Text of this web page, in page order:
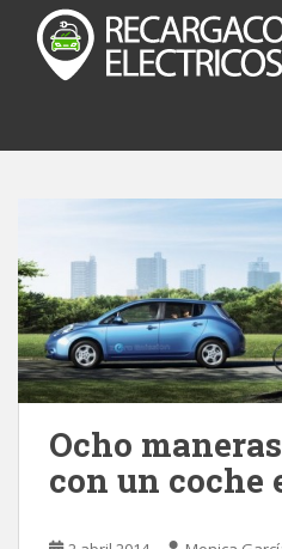
o
Ocho
con un coche